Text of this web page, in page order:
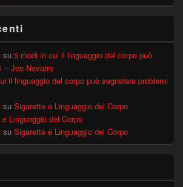
su 5 modi in cui il linguaggio del corpo può
– Joe Navarro
il linguaggio del corpo può segnalare problemi
su Sigarette e Linguaggio del Corpo
Linguaggio del Corpo
su Sigarette e Linguaggio del Corpo